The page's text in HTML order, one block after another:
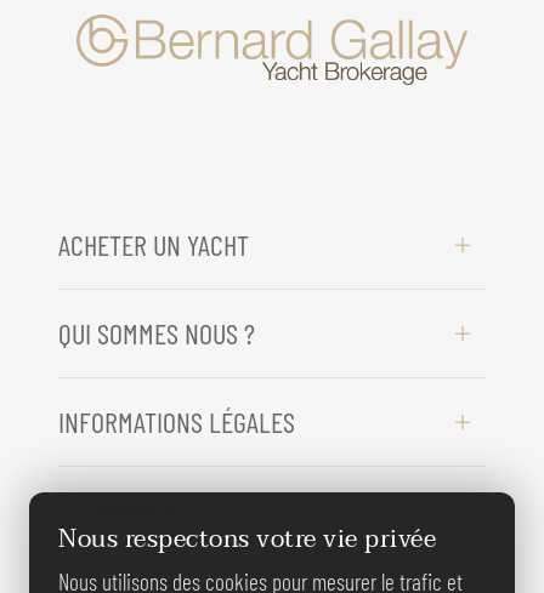
ACHETER UN YACHT
QUI SOMMES NOUS ?
INFORMATIONS LÉGALES
Nous respectons votre vie privée
Nous utilisons des cookies pour mesurer le trafic et